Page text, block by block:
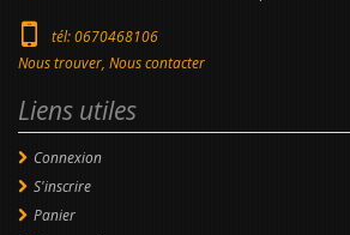
tél: 0670468106
Nous trouver, Nous contacter
Liens utiles
Connexion
S'inscrire
Panier